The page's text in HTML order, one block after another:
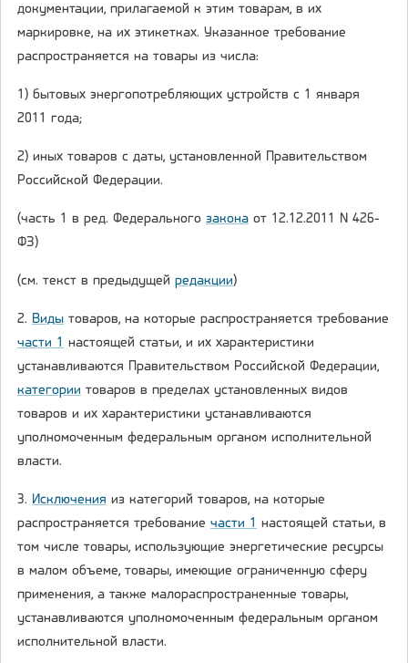
документации, прилагаемой к этим товарам, в их
маркировке, на их этикетках. Указанное требование
распространяется на товары из числа:
1) бытовых энергопотребляющих устройств с 1 января
2011 года;
2) иных товаров с даты, установленной Правительством
Российской Федерации.
(часть 1 в ред. Федерального закона от 12.12.2011 N 426-
ФЗ)
(см. текст в предыдущей редакции)
2. Виды товаров, на которые распространяется требование
части 1 настоящей статьи, и их характеристики
устанавливаются Правительством Российской Федерации,
категории товаров в пределах установленных видов
товаров и их характеристики устанавливаются
уполномоченным федеральным органом исполнительной
власти.
3. Исключения из категорий товаров, на которые
распространяется требование части 1 настоящей статьи, в
том числе товары, использующие энергетические ресурсы
в малом объеме, товары, имеющие ограниченную сферу
применения, а также малораспространенные товары,
устанавливаются уполномоченным федеральным органом
исполнительной власти.